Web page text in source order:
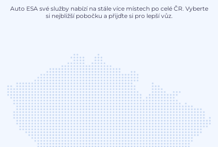
Auto ESA své služby nabízí na stále více místech po celé ČR. Vyberte
si nejbližší pobočku a přijďte si pro lepší vůz.